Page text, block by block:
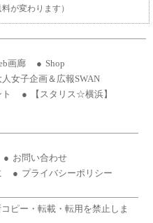
が変わります）
画廊
Shop
女子企画＆広報SWAN
【スタリス☆横浜】
お問い合わせ
プライバシーポリシー
ピー・転載・転用を禁止しま